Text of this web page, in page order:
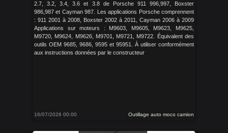
2.7, 3.2, 3.4, 3.6 et 3.8 de Porsche 911 996,997, Boxster
986,987 et Cayman 987. Les applications Porsche comprennent
: 911 2001 à 2008, Boxster 2002 à 2011, Cayman 2006 à 2009
Applications sur moteurs : M9603, M9605, M9623, M9625,
M9720, M9624, M9626, M9701, M9721, M9722. Équivalent des
outils OEM 9685, 9686, 9595 et 95951. À utiliser conformément
aux instructions données par le constructeur
16/07/2026 00:00 Outillage auto moco camion